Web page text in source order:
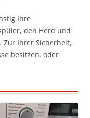
Ihre
den Herd und
Zur Ihrer Sicherheit,
besitzen, oder